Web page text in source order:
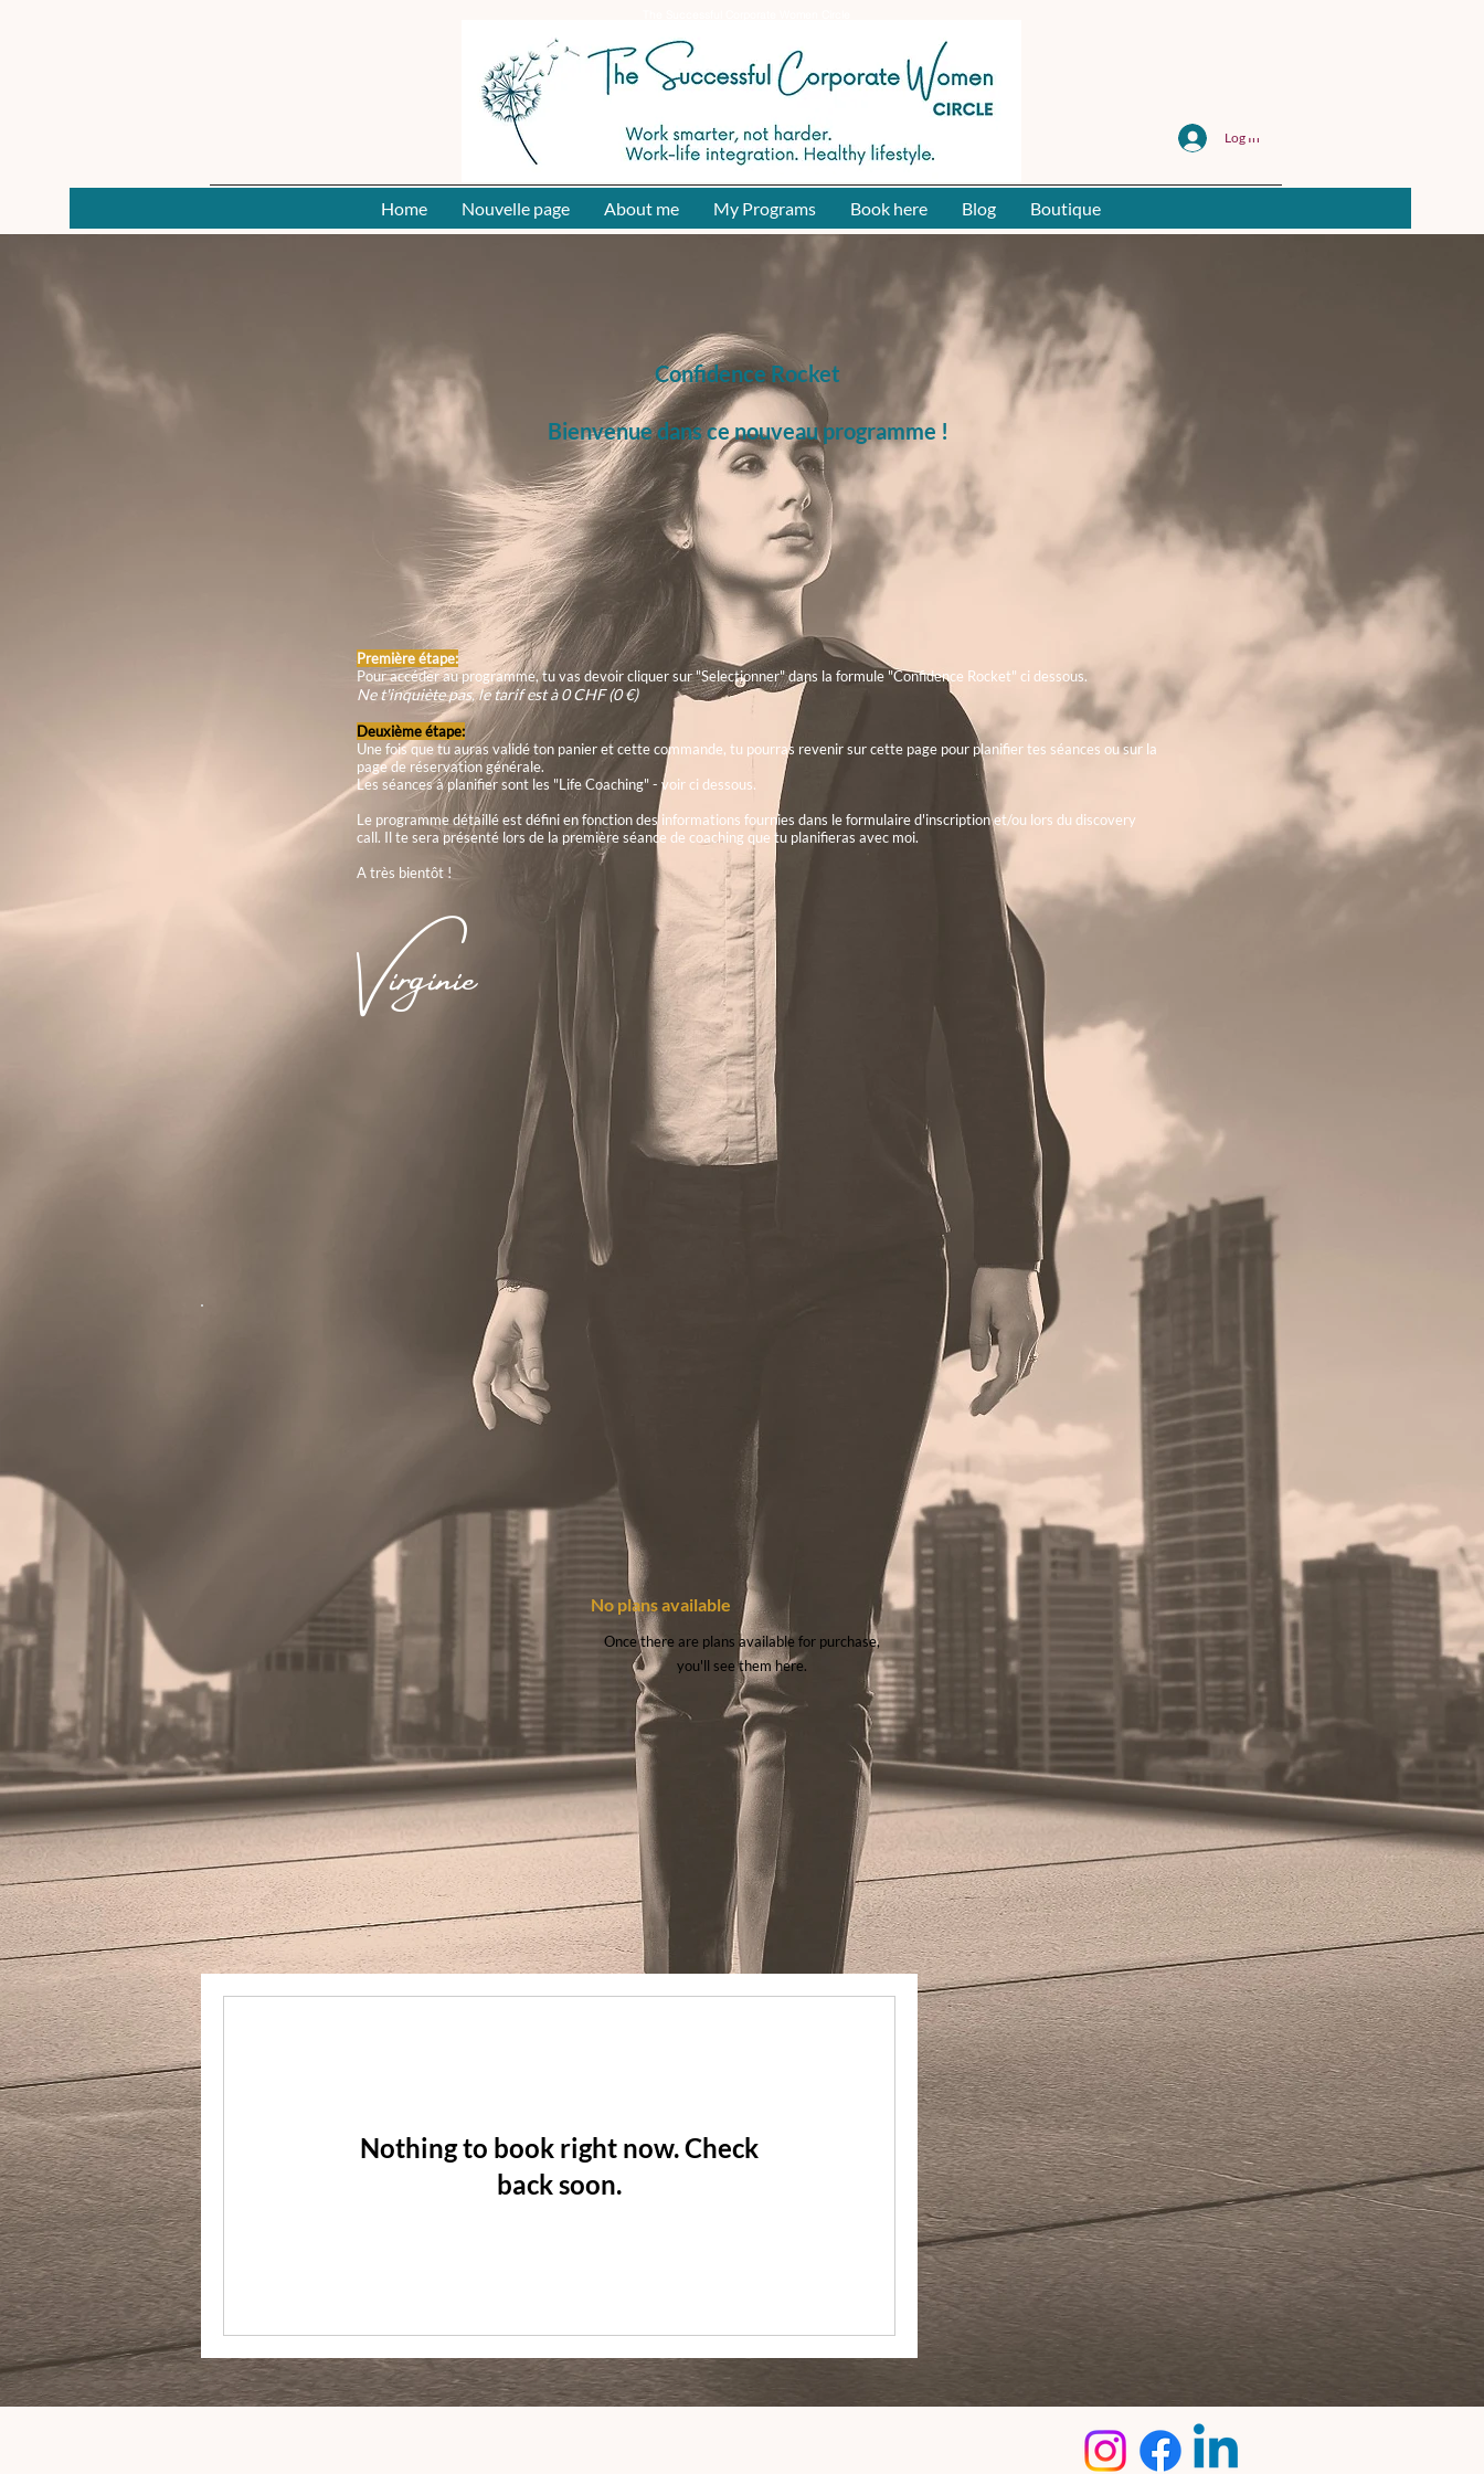
Log In
Home Nouvelle page About me My Programs Book here Blog Boutique
Confidence Rocket
Bienvenue dans ce nouveau programme !
Première étape:
Pour accéder au programme, tu vas devoir cliquer sur "Selectionner" dans la formule "Confidence Rocket" ci dessous.
Ne t'inquiète pas, le tarif est à 0 CHF(0 €)
Deuxième étape:
Une fois que tu auras validé ton panier et cette commande, tu pourras revenir sur cette page pour planifier tes séances ou sur la
page de réservation générale.
Les séances à planifier sont les "Life Coaching" - voir ci dessous.
Le programme détaillé est défini en fonction des informations fournies dans le formulaire d'inscription et/ou lors du discovery
call. Il te sera présenté lors de la première séance de coaching que tu planifieras avec moi.
A très bientôt !
Virginie
No plans available
Once there are plans available for purchase,
you'll see them here.
Nothing to book right now. Check
back soon.